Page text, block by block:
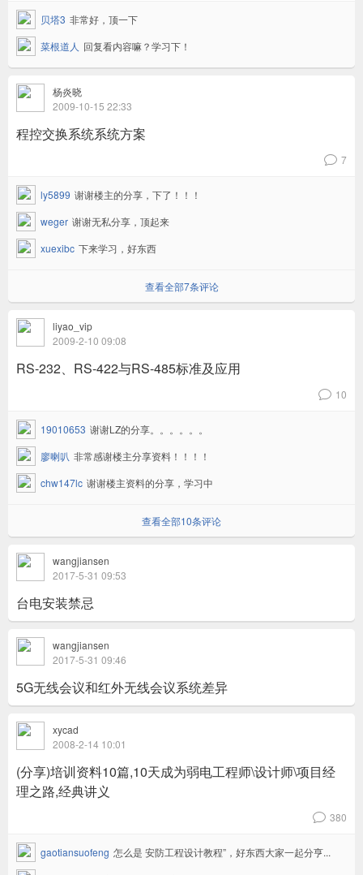
贝塔3 非常好，顶一下
菜根道人 回复看内容嘛？学习下！
杨炎晓
2009-10-15 22:33
程控交换系统系统方案
v 7
ly5899 谢谢楼主的分享，下了！！！
weger 谢谢无私分享，顶起来
xuexibc 下来学习，好东西
查看全部7条评论
liyao_vip
2009-2-10 09:08
RS-232、RS-422与RS-485标准及应用
v 10
19010653 谢谢LZ的分享。。。。。。
廖喇叭 非常感谢楼主分享资料！！！！
chw147lc 谢谢楼主资料的分享，学习中
查看全部10条评论
wangjiansen
2017-5-31 09:53
台电安装禁忌
wangjiansen
2017-5-31 09:46
5G无线会议和红外无线会议系统差异
xycad
2008-2-14 10:01
(分享)培训资料10篇,10天成为弱电工程师\设计师\项目经
理之路,经典讲义
v 380
gaotiansuofeng 怎么是 安防工程设计教程”，好东西大家一起分亨...